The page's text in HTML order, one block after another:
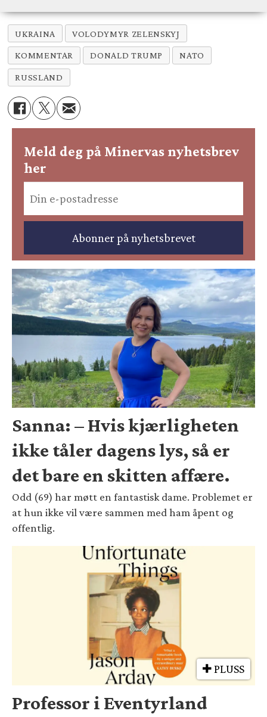
UKRAINA VOLODYMYR ZELENSKYJ
KOMMENTAR DONALD TRUMP NATO
RUSSLAND
Meld deg på Minervas nyhetsbrev
her
Sanna: – Hvis kjærligheten
ikke tåler dagens lys, så er
det bare en skitten affære.
Odd (69) har møtt en fantastisk dame. Problemet er
at hun ikke vil være sammen med ham åpent og
offentlig.
PLUSS
Professor i Eventyrland